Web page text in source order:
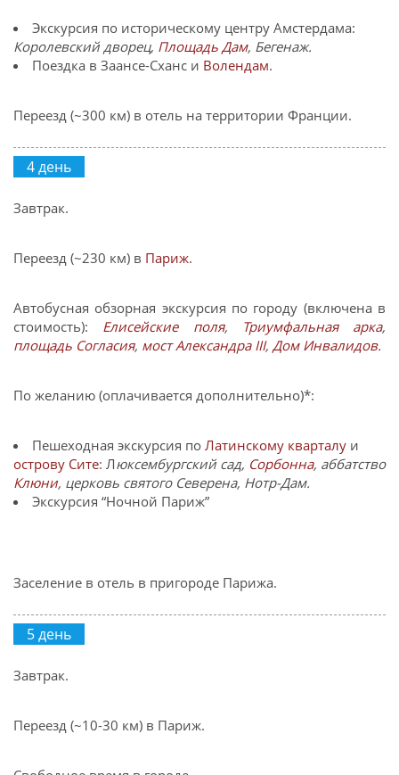
Экскурсия по историческому центру Амстердама:
Королевский дворец, Площадь Дам, Бегенаж.
Поездка в Заансе-Сханс и Волендам.
Переезд (~300 км) в отель на территории Франции.
4 день
Завтрак.
Переезд (~230 км) в Париж.
Автобусная обзорная экскурсия по городу (включена в
стоимость): Елисейские поля, Триумфальная арка,
площадь Согласия, мост Александра III, Дом Инвалидов.
По желанию (оплачивается дополнительно)*:
Пешеходная экскурсия по Латинскому кварталу и
острову Сите: Люксембургский сад, Сорбонна, аббатство
Клюни, церковь святого Северена, Нотр-Дам.
Экскурсия “Ночной Париж”
Заселение в отель в пригороде Парижа.
5 день
Завтрак.
Переезд (~10-30 км) в Париж.